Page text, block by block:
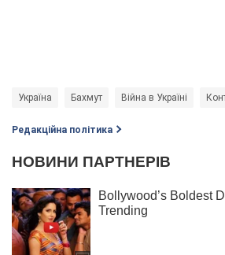
Україна Бахмут Війна в Україні
Редакційна політика